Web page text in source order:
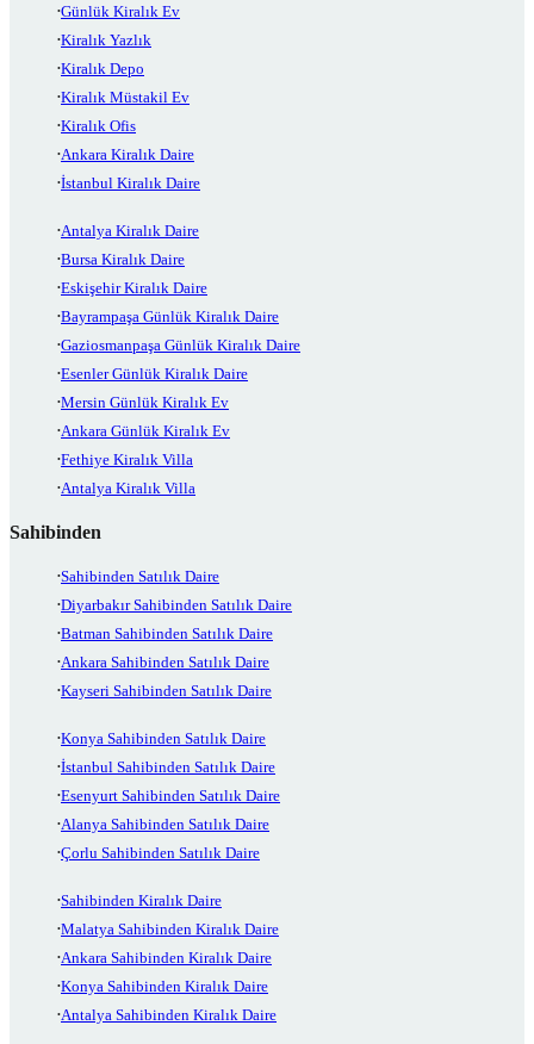
Günlük Kiralık Ev
Kiralık Yazlık
Kiralık Depo
Kiralık Müstakil Ev
Kiralık Ofis
Ankara Kiralık Daire
İstanbul Kiralık Daire
Antalya Kiralık Daire
Bursa Kiralık Daire
Eskişehir Kiralık Daire
Bayrampaşa Günlük Kiralık Daire
Gaziosmanpaşa Günlük Kiralık Daire
Esenler Günlük Kiralık Daire
Mersin Günlük Kiralık Ev
Ankara Günlük Kiralık Ev
Fethiye Kiralık Villa
Antalya Kiralık Villa
Sahibinden
Sahibinden Satılık Daire
Diyarbakır Sahibinden Satılık Daire
Batman Sahibinden Satılık Daire
Ankara Sahibinden Satılık Daire
Kayseri Sahibinden Satılık Daire
Konya Sahibinden Satılık Daire
İstanbul Sahibinden Satılık Daire
Esenyurt Sahibinden Satılık Daire
Alanya Sahibinden Satılık Daire
Çorlu Sahibinden Satılık Daire
Sahibinden Kiralık Daire
Malatya Sahibinden Kiralık Daire
Ankara Sahibinden Kiralık Daire
Konya Sahibinden Kiralık Daire
Antalya Sahibinden Kiralık Daire